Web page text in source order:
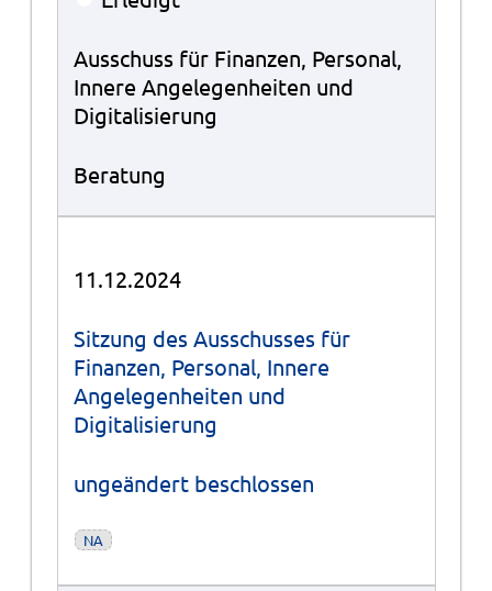
Ausschuss für Finanzen, Personal,
Innere Angelegenheiten und
Digitalisierung
Beratung
11.12.2024
Sitzung des Ausschusses für
Finanzen, Personal, Innere
Angelegenheiten und
Digitalisierung
ungeändert beschlossen
NA